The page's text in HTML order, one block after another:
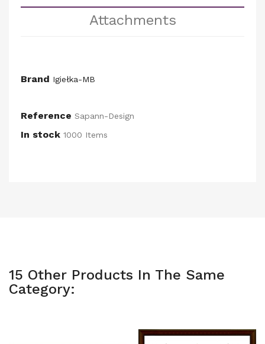
Attachments
Brand Igiełka-MB
Reference Sapann-Design
In stock 1000 Items
15 Other Products In The Same
Category: